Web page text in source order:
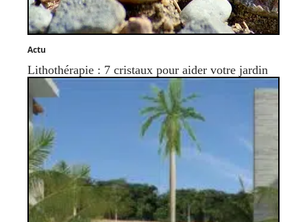
Actu
Lithothérapie : 7 cristaux pour aider votre jardin